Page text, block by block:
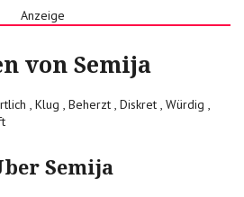
Anzeige
von Semija
, Klug , Beherzt , Diskret , Würdig ,
Semija